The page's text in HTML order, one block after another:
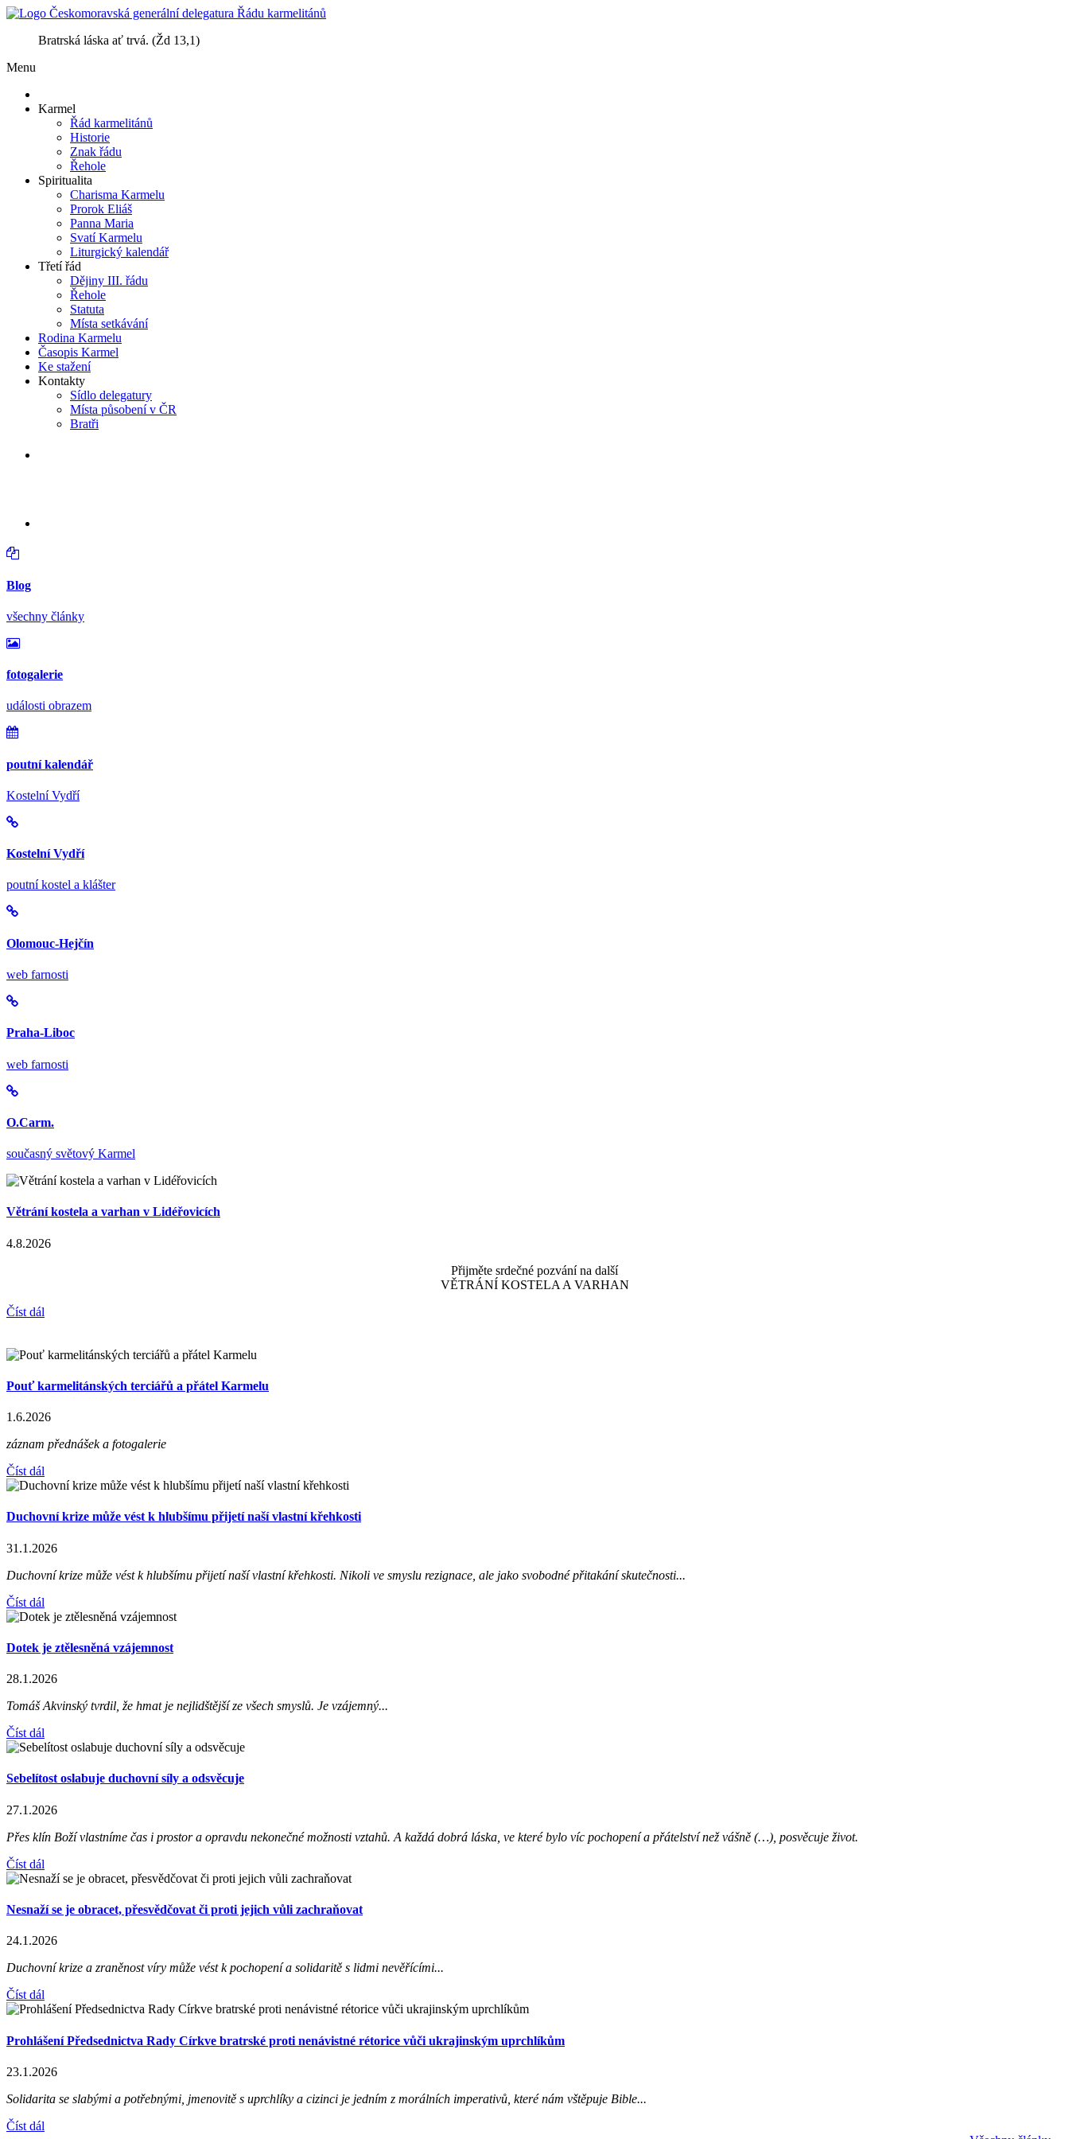
Bratrská láska ať trvá. (Žd 13,1)
Menu
Karmel
Řád karmelitánů
Historie
Znak řádu
Řehole
Spiritualita
Charisma Karmelu
Prorok Eliáš
Panna Maria
Svatí Karmelu
Liturgický kalendář
Třetí řád
Dějiny III. řádu
Řehole
Statuta
Místa setkávání
Rodina Karmelu
Časopis Karmel
Ke stažení
Kontakty
Sídlo delegatury
Místa působení v ČR
Bratři
Blog
všechny články
fotogalerie
události obrazem
poutní kalendář
Kostelní Vydří
Kostelní Vydří
poutní kostel a klášter
Olomouc-Hejčín
web farnosti
Praha-Liboc
web farnosti
O.Carm.
současný světový Karmel
Větrání kostela a varhan v Lidéřovicích
4.8.2026
Přijměte srdečné pozvání na další
VĚTRÁNÍ KOSTELA A VARHAN
Číst dál
Pouť karmelitánských terciářů a přátel Karmelu
1.6.2026
záznam přednášek a fotogalerie
Číst dál
Duchovní krize může vést k hlubšímu přijetí naší vlastní křehkosti
31.1.2026
Duchovní krize může vést k hlubšímu přijetí naší vlastní křehkosti. Nikoli ve smyslu rezignace, ale jako svobodné přitakání skutečnosti...
Číst dál
Dotek je ztělesněná vzájemnost
28.1.2026
Tomáš Akvinský tvrdil, že hmat je nejlidštější ze všech smyslů. Je vzájemný...
Číst dál
Sebelítost oslabuje duchovní síly a odsvěcuje
27.1.2026
Přes klín Boží vlastníme čas i prostor a opravdu nekonečné možnosti vztahů. A každá dobrá láska, ve které bylo víc pochopení a přátelství než vášně (…), posvěcuje život.
Číst dál
Nesnaží se je obracet, přesvědčovat či proti jejich vůli zachraňovat
24.1.2026
Duchovní krize a zraněnost víry může vést k pochopení a solidaritě s lidmi nevěřícími...
Číst dál
Prohlášení Předsednictva Rady Církve bratrské proti nenávistné rétorice vůči ukrajinským uprchlíkům
23.1.2026
Solidarita se slabými a potřebnými, jmenovitě s uprchlíky a cizinci je jedním z morálních imperativů, které nám vštěpuje Bible...
Číst dál